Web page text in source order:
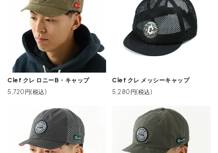
Clef クレ ロニーB・キャップ
5,720円(税込)
Clef クレ メッシーキャップ
5,280円(税込)